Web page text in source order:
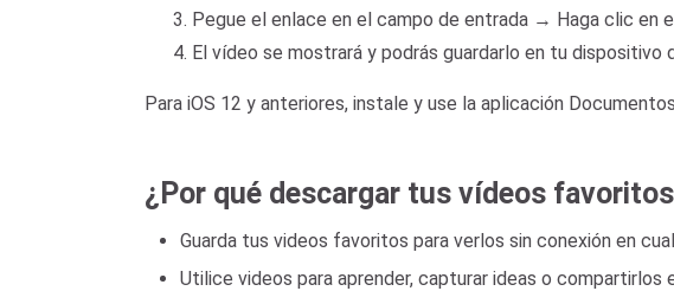
Pegue el enlace en el campo de entrada → Haga clic en
El vídeo se mostrará y podrás guardarlo en tu dispositivo
Para iOS 12 y anteriores, instale y use la aplicación
¿Por qué descargar tus vídeos
Guarda tus videos favoritos para verlos sin conexión en
Utilice videos para aprender, capturar ideas o compartirlos